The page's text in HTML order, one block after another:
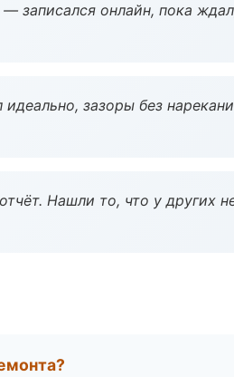
записался онлайн, пока
зазоры без
Нашли то, что у других